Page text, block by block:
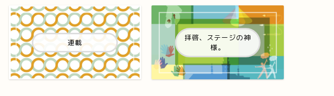
連載
拝啓、ステージの神
様。